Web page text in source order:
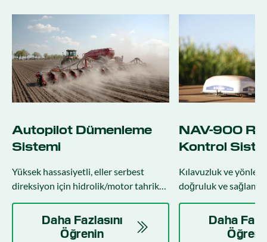
Autopilot Dümenleme
Sistemi
Yüksek hassasiyetli, eller serbest
direksiyon için hidrolik/motor tahrik
seçenekleri direksiyon (uygulanan
direksiyonla entegre direksiyon).
Daha Fazlasını
Öğrenin
NAV-900
Kontrol
Kılavuzluk ve
doğruluk ve sağlam
gelişmiş bir GNSS
Daha